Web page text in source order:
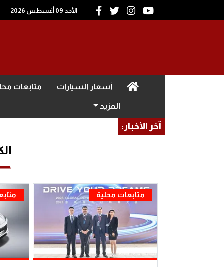
الأحد 09 أغسطس 2026
(current) أسعار السيارات متابعات
المزيد
آخر الأخبار:
متابعات محلية